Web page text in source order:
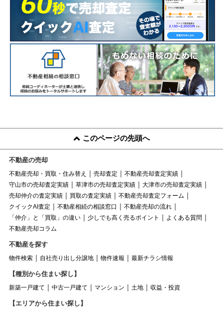
このページの先頭へ
不動産の売却
不動産売却・買取・住み替え 売却査定
不動産売却査定実績
守山市の売却査定実績
草津市の売却査定実績
大津市の売却査定実績
売却仲介の査定実績
買取の査定実績
不動産売却査定フォーム
クイックAI査定
不動産相続の相談窓口
不動産売却の流れ
「仲介」と「買取」の違い
少しでも高く売るポイント
よくある質問
不動産売却コラム
不動産を探す
物件検索 自社売り出し分譲地 物件速報 最新チラシ情報
【種別から住まい探し】
新築一戸建て 中古一戸建て マンション 土地 収益・投資
【エリアから住まい探し】